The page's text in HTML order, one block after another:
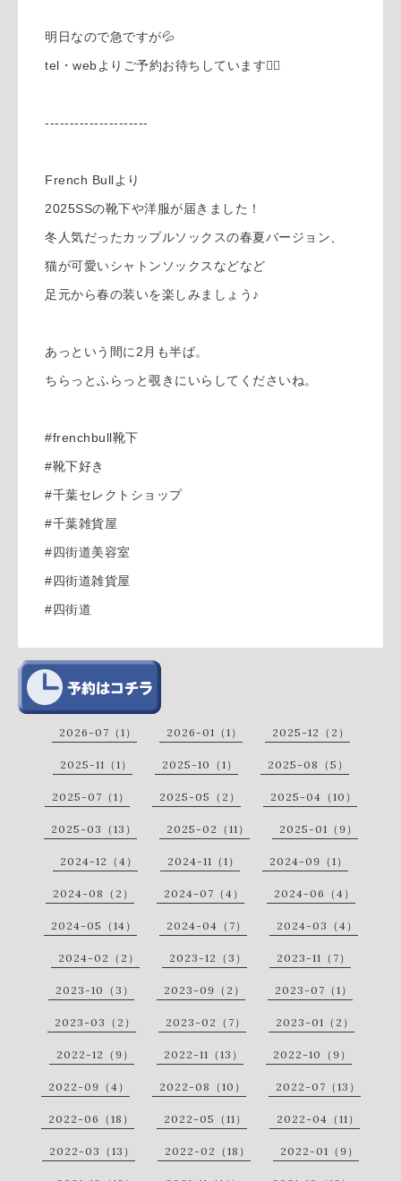
明日なので急ですが💦
tel・webよりご予約お待ちしています🙇‍♀️
---------------------
French Bullより
2025SSの靴下や洋服が届きました！
冬人気だったカップルソックスの春夏バージョン、
猫が可愛いシャトンソックスなどなど
足元から春の装いを楽しみましょう♪
あっという間に2月も半ば。
ちらっとふらっと覗きにいらしてくださいね。
#frenchbull靴下
#靴下好き
#千葉セレクトショップ
#千葉雑貨屋
#四街道美容室
#四街道雑貨屋
#四街道
2026-07（1） 2026-01（1） 2025-12（2）
2025-11（1） 2025-10（1） 2025-08（5）
2025-07（1） 2025-05（2） 2025-04（10）
2025-03（13） 2025-02（11） 2025-01（9）
2024-12（4） 2024-11（1） 2024-09（1）
2024-08（2） 2024-07（4） 2024-06（4）
2024-05（14） 2024-04（7） 2024-03（4）
2024-02（2） 2023-12（3） 2023-11（7）
2023-10（3） 2023-09（2） 2023-07（1）
2023-03（2） 2023-02（7） 2023-01（2）
2022-12（9） 2022-11（13） 2022-10（9）
2022-09（4） 2022-08（10） 2022-07（13）
2022-06（18） 2022-05（11） 2022-04（11）
2022-03（13） 2022-02（18） 2022-01（9）